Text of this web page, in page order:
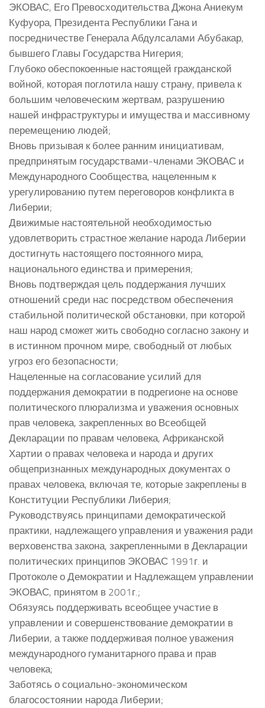
ЭКОВАС, Его Превосходительства Джона Аниекум
Куфуора, Президента Республики Гана и
посредничестве Генерала Абдулсалами Абубакар,
бывшего Главы Государства Нигерия;
Глубоко обеспокоенные настоящей гражданской
войной, которая поглотила нашу страну, привела к
большим человеческим жертвам, разрушению
нашей инфраструктуры и имущества и массивному
перемещению людей;
Вновь призывая к более ранним инициативам,
предпринятым государствами-членами ЭКОВАС и
Международного Сообщества, нацеленным к
урегулированию путем переговоров конфликта в
Либерии;
Движимые настоятельной необходимостью
удовлетворить страстное желание народа Либерии
достигнуть настоящего постоянного мира,
национального единства и примерения;
Вновь подтверждая цель поддержания лучших
отношений среди нас посредством обеспечения
стабильной политической обстановки, при которой
наш народ сможет жить свободно согласно закону и
в истинном прочном мире, свободный от любых
угроз его безопасности;
Нацеленные на согласование усилий для
поддержания демократии в подрегионе на основе
политического плюрализма и уважения основных
прав человека, закрепленных во Всеобщей
Декларации по правам человека, Африканской
Хартии о правах человека и народа и других
общепризнанных международных документах о
правах человека, включая те, которые закреплены в
Конституции Республики Либерия;
Руководствуясь принципами демократической
практики, надлежащего управления и уважения ради
верховенства закона, закрепленными в Декларации
политических принципов ЭКОВАС 1991г. и
Протоколе о Демократии и Надлежащем управлении
ЭКОВАС, принятом в 2001г.;
Обязуясь поддерживать всеобщее участие в
управлении и совершенствование демократии в
Либерии, а также поддерживая полное уважения
международного гуманитарного права и прав
человека;
Заботясь о социально-экономическом
благосостоянии народа Либерии;